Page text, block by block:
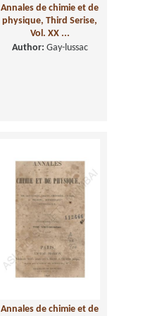
Annales de chimie et de
physique, Third Serise,
Vol. XX ...
Author: Gay-lussac
Annales de chimie et de